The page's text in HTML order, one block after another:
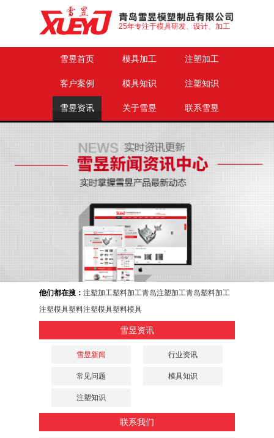
25年专注于模具研发、设计、加工
雪昱首页 模具加工 注塑加工
客户案例 模具知识 注塑知识
雪昱资讯 关于雪昱 联系雪昱
他们都在搜： 注塑加工塑料加工青岛注塑加工青岛塑料加工
注塑模具塑料注塑模具塑料模具
雪昱资讯
雪昱新闻 行业资讯
常见问题 模具知识
注塑知识
联系我们